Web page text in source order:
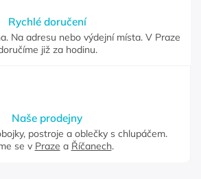
Rychlé doručení
Na adresu nebo výdejní místa. V Praze
již za hodinu.
Naše prodejny
postroje a oblečky s chlupáčem.
se v Praze a Říčanech.